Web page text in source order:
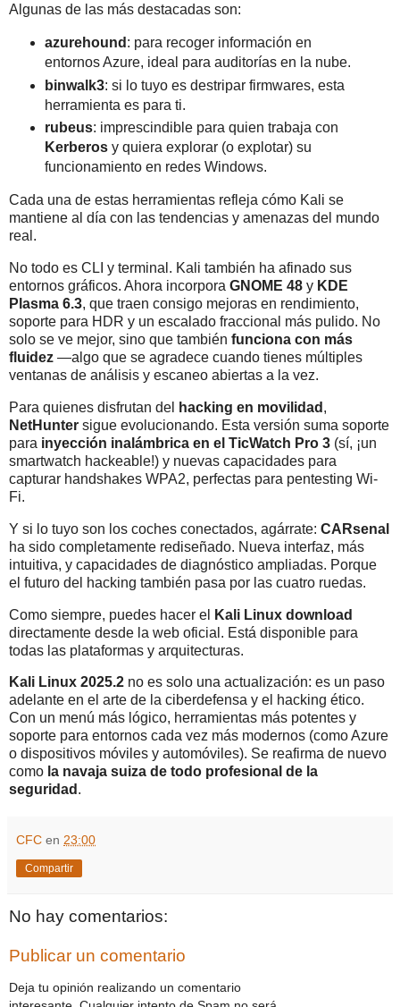
Algunas de las más destacadas son:
azurehound : para recoger información en
entornos Azure, ideal para auditorías en la nube.
binwalk3: si lo tuyo es destripar firmwares, esta
herramienta es para ti.
rubeus: imprescindible para quien trabaja con
Kerberosy quiera explorar (o explotar) su
funcionamiento en redes Windows.
Cada una de estas herramientas refleja cómo Kali se
mantiene al día con las tendencias y amenazas del mundo
real.
No todo es CLI y terminal. Kali también ha afinado sus
entornos gráficos. Ahora incorpora GNOME 48 y KDE
Plasma 6.3, que traen consigo mejoras en rendimiento,
soporte para HDR y un escalado fraccional más pulido. No
solo se ve mejor, sino que también funciona con más
fluidez —algo que se agradece cuando tienes múltiples
ventanas de análisis y escaneo abiertas a la vez.
Para quienes disfrutan del hacking en movilidad ,
NetHunter sigue evolucionando. Esta versión suma soporte
para inyección inalámbrica en el TicWatch Pro 3 (sí, ¡un
smartwatch hackeable!) y nuevas capacidades para
capturar handshakes WPA2, perfectas para pentesting Wi-
Fi.
Y si lo tuyo son los coches conectados, agárrate: CARsenal
ha sido completamente rediseñado. Nueva interfaz, más
intuitiva, y capacidades de diagnóstico ampliadas. Porque
el futuro del hacking también pasa por las cuatro ruedas.
Como siempre, puedes hacer el
Kali Linux download
directamente desde la web oficial. Está disponible para
todas las plataformas y arquitecturas.
Kali Linux 2025.2 no es solo una actualización: es un paso
adelante en el arte de la ciberdefensa y el hacking ético.
Con un menú más lógico, herramientas más potentes y
soporte para entornos cada vez más modernos (como Azure
o dispositivos móviles y automóviles). Se reafirma de nuevo
como la navaja suiza de todo profesional de la
seguridad .
CFC en 23:00
Compartir
No hay comentarios:
Publicar un comentario
Deja tu opinión realizando un comentario